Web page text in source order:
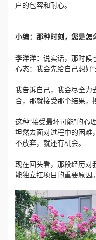
户的包容和耐心。
小编：那种时刻，您是怎
李洋洋： 说实话，那时候
心态：我会先给自己想好“
我告诉自己，我会尽全力
合，那就接受那个结果，
这种“接受最坏可能”的心
坦然去面对过程中的困难
不放弃，就还有机会。
现在回头看，那段经历对
能独立扛项目的重要原因。